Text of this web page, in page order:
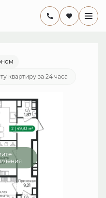
10 085 860 руб.
квартиру за 24 часа